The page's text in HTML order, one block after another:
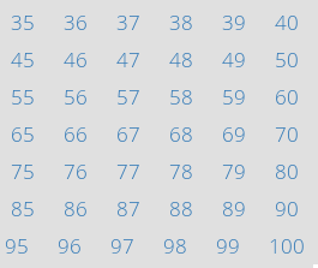
35 36 37 38 39
40
45 46 47 48 49
50
55 56 57 58 59
60
65 66 67 68 69
70
75 76 77 78 79
80
85 86 87 88 89
90
95 96 97 98 99
100